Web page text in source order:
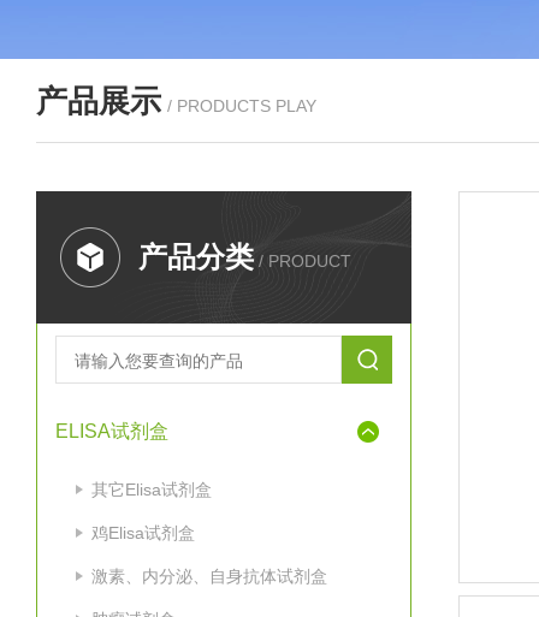
产品展示 / PRODUCTS PLAY
产品分类 / PRODUCT
ELISA试剂盒
其它Elisa试剂盒
鸡Elisa试剂盒
激素、内分泌、自身抗体试剂盒